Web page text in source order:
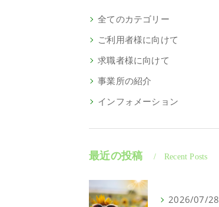
全てのカテゴリー
ご利用者様に向けて
求職者様に向けて
事業所の紹介
インフォメーション
最近の投稿 Recent Posts
2026/07/28